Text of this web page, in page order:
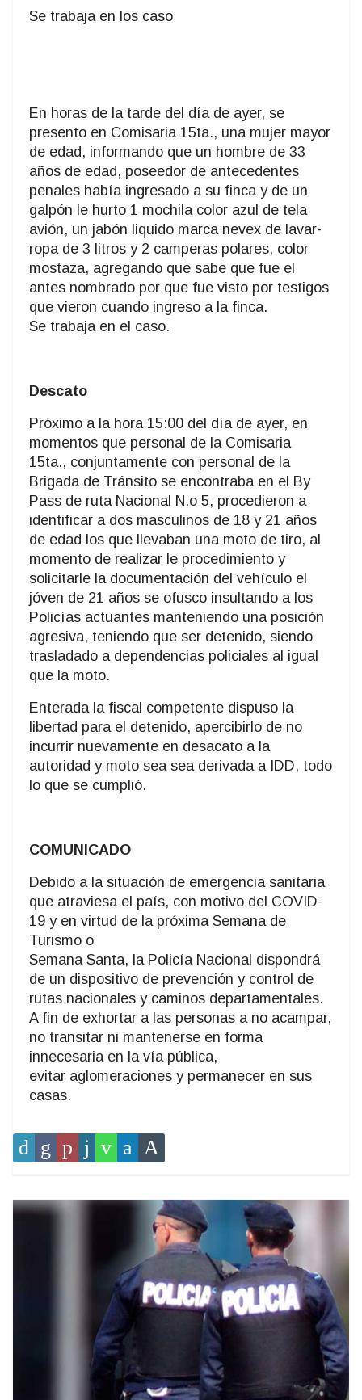
Se trabaja en los caso
En horas de la tarde del día de ayer, se
presento en Comisaria 15ta., una mujer mayor
de edad, informando que un hombre de 33
años de edad, poseedor de antecedentes
penales había ingresado a su finca y de un
galpón le hurto 1 mochila color azul de tela
avión, un jabón liquido marca nevex de lavar-
ropa de 3 litros y 2 camperas polares, color
mostaza, agregando que sabe que fue el
antes nombrado por que fue visto por testigos
que vieron cuando ingreso a la finca.
Se trabaja en el caso.
Descato
Próximo a la hora 15:00 del día de ayer, en
momentos que personal de la Comisaria
15ta., conjuntamente con personal de la
Brigada de Tránsito se encontraba en el By
Pass de ruta Nacional N.o 5, procedieron a
identificar a dos masculinos de 18 y 21 años
de edad los que llevaban una moto de tiro, al
momento de realizar le procedimiento y
solicitarle la documentación del vehículo el
jóven de 21 años se ofusco insultando a los
Policías actuantes manteniendo una posición
agresiva, teniendo que ser detenido, siendo
trasladado a dependencias policiales al igual
que la moto.
Enterada la fiscal competente dispuso la
libertad para el detenido, apercibirlo de no
incurrir nuevamente en desacato a la
autoridad y moto sea sea derivada a IDD, todo
lo que se cumplió.
COMUNICADO
Debido a la situación de emergencia sanitaria
que atraviesa el país, con motivo del COVID-
19 y en virtud de la próxima Semana de
Turismo o
Semana Santa, la Policía Nacional dispondrá
de un dispositivo de prevención y control de
rutas nacionales y caminos departamentales.
A fin de exhortar a las personas a no acampar,
no transitar ni mantenerse en forma
innecesaria en la vía pública,
evitar aglomeraciones y permanecer en sus
casas.